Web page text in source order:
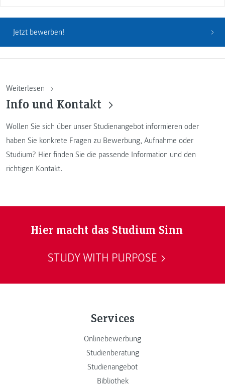
Jetzt bewerben!
Weiterlesen
Info und Kontakt
Wollen Sie sich über unser Studienangebot informieren oder
haben Sie konkrete Fragen zu Bewerbung, Aufnahme oder
Studium? Hier finden Sie die passende Information und den
richtigen Kontakt.
Hier macht das Studium Sinn
STUDY WITH PURPOSE
Services
Onlinebewerbung
Studienberatung
Studienangebot
Bibliothek